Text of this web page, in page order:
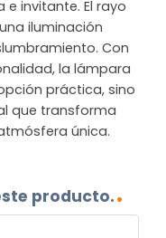
invitante. El rayo
iluminación
Con
la lámpara
práctica, sino
que transforma
única.
producto.